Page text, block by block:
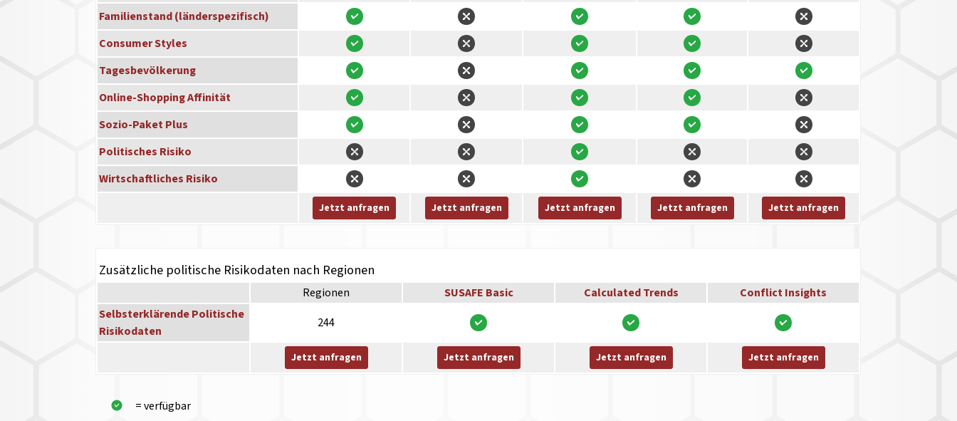
Familienstand (länderspezifisch)
Consumer Styles
Tagesbevölkerung
Online-Shopping Affinität
Sozio-Paket Plus
Politisches Risiko
Wirtschaftliches Risiko
Jetzt anfragen Jetzt anfragen Jetzt anfragen Jetzt anfragen Jetzt anfragen
Zusätzliche politische Risikodaten nach Regionen
Regionen SUSAFE Basic Calculated Trends
Conflict Insights
Selbsterklärende Politische
Risikodaten
244
Jetzt anfragen Jetzt anfragen Jetzt anfragen Jetzt anfragen
= verfügbar